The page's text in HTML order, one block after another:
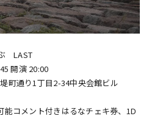
LAST
開演 20:00
町通り1丁目2-34中央会館ビル
能コメント付きはるなチェキ券、1D